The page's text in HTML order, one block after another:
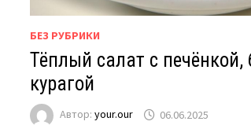
БЕЗ РУБРИКИ
Тёплый салат с печёнкой,
курагой
Автор:your.our 06.06.2025